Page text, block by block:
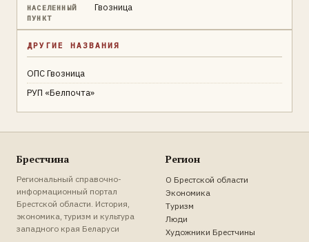
НАСЕЛЕННЫЙ
ПУНКТ
Гвозница
ДРУГИЕ НАЗВАНИЯ
ОПС Гвозница
РУП «Белпочта»
Брестчина
Региональный справочно-
информационный портал
Брестской области. История,
экономика, туризм и культура
западного края Беларуси
Регион
О Брестской области
Экономика
Туризм
Люди
Художники Брестчины